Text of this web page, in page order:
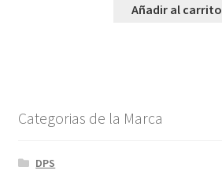
Añadir al carrito
Categorias de la Marca
DPS